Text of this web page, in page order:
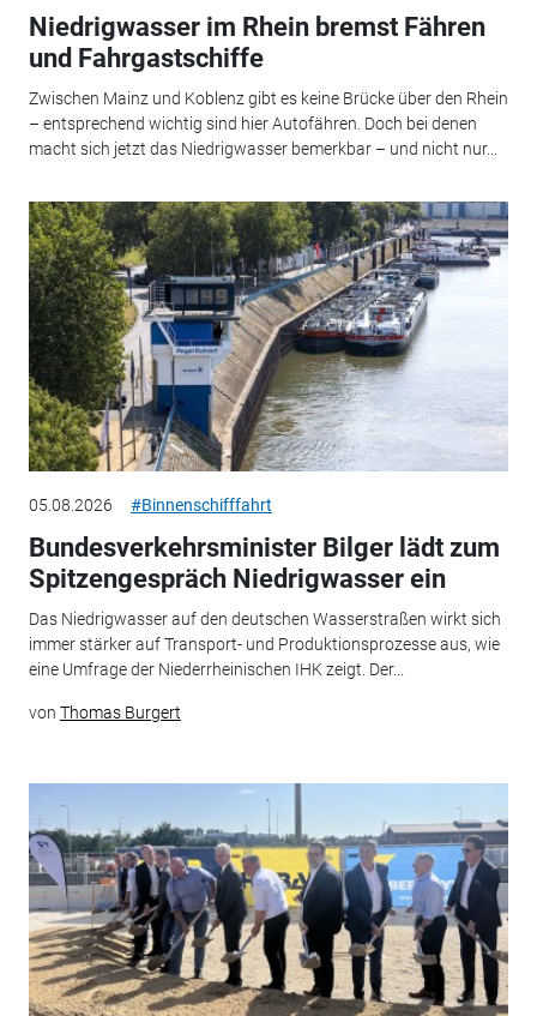
Niedrigwasser im Rhein bremst Fähren
und Fahrgastschiffe
Zwischen Mainz und Koblenz gibt es keine Brücke über den Rhein
– entsprechend wichtig sind hier Autofähren. Doch bei denen
macht sich jetzt das Niedrigwasser bemerkbar – und nicht nur...
05.08.2026 #Binnenschifffahrt
Bundesverkehrsminister Bilger lädt zum
Spitzengespräch Niedrigwasser ein
Das Niedrigwasser auf den deutschen Wasserstraßen wirkt sich
immer stärker auf Transport- und Produktionsprozesse aus, wie
eine Umfrage der Niederrheinischen IHK zeigt. Der...
von Thomas Burgert